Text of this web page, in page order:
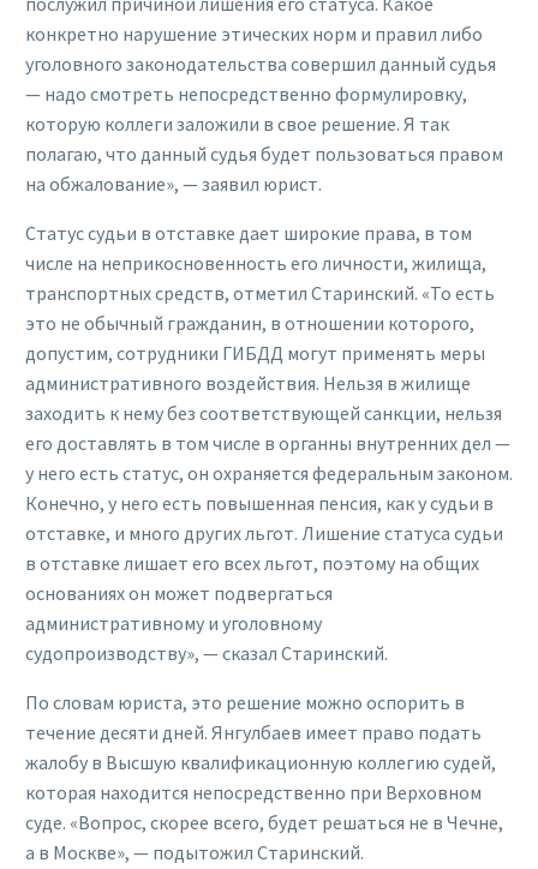
конкретно нарушение этических норм и правил либо
уголовного законодательства совершил данный судья
— надо смотреть непосредственно формулировку,
которую коллеги заложили в свое решение. Я так
полагаю, что данный судья будет пользоваться правом
на обжалование», — заявил юрист.
Статус судьи в отставке дает широкие права, в том
числе на неприкосновенность его личности, жилища,
транспортных средств, отметил Старинский. «То есть
это не обычный гражданин, в отношении которого,
допустим, сотрудники ГИБДД могут применять меры
административного воздействия. Нельзя в жилище
заходить к нему без соответствующей санкции, нельзя
его доставлять в том числе в органны внутренних дел —
у него есть статус, он охраняется федеральным законом.
Конечно, у него есть повышенная пенсия, как у судьи в
отставке, и много других льгот. Лишение статуса судьи
в отставке лишает его всех льгот, поэтому на общих
основаниях он может подвергаться
административному и уголовному
судопроизводству», — сказал Старинский.
По словам юриста, это решение можно оспорить в
течение десяти дней. Янгулбаев имеет право подать
жалобу в Высшую квалификационную коллегию судей,
которая находится непосредственно при Верховном
суде. «Вопрос, скорее всего, будет решаться не в Чечне,
а в Москве», — подытожил Старинский.